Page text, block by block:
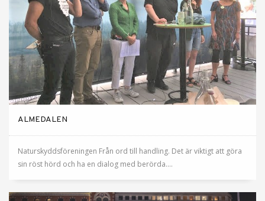
ALMEDALEN
Naturskyddsföreningen Från ord till handling. Det är viktigt att göra
sin röst hörd och ha en dialog med berörda....